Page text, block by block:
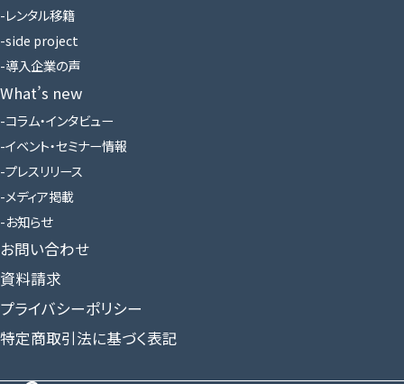
レンタル移籍
side project
導入企業の声
What’s new
コラム・インタビュー
イベント・セミナー情報
プレスリリース
メディア掲載
お知らせ
お問い合わせ
資料請求
プライバシーポリシー
特定商取引法に基づく表記